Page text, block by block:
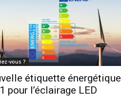
vous ?
étiquette énergétique
pour l’éclairage LED